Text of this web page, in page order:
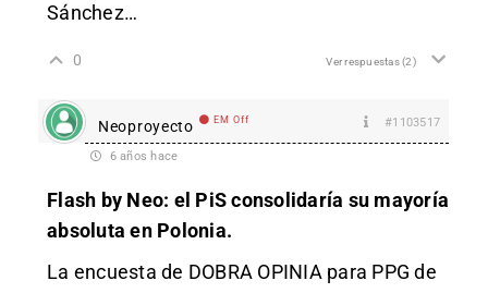
Sánchez…
0 Ver respuestas(2)
Neoproyecto EM Off #1103517
6 años hace
Flash by Neo: el PiS consolidaría su mayoría
absoluta en Polonia.
La encuesta de DOBRA OPINIA para PPG de